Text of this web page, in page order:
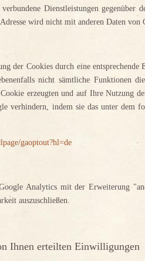
Dienstleistungen
wird nicht mit anderen Daten von
der Cookies durch eine
nicht sämtliche Funktionen
erzeugten und auf Ihre Nutzung
verhindern, indem sie das unter dem
gaoptout?hl=de
Analytics mit der Erweiterung
auszuschließen.
Ihnen erteilten Einwilligungen